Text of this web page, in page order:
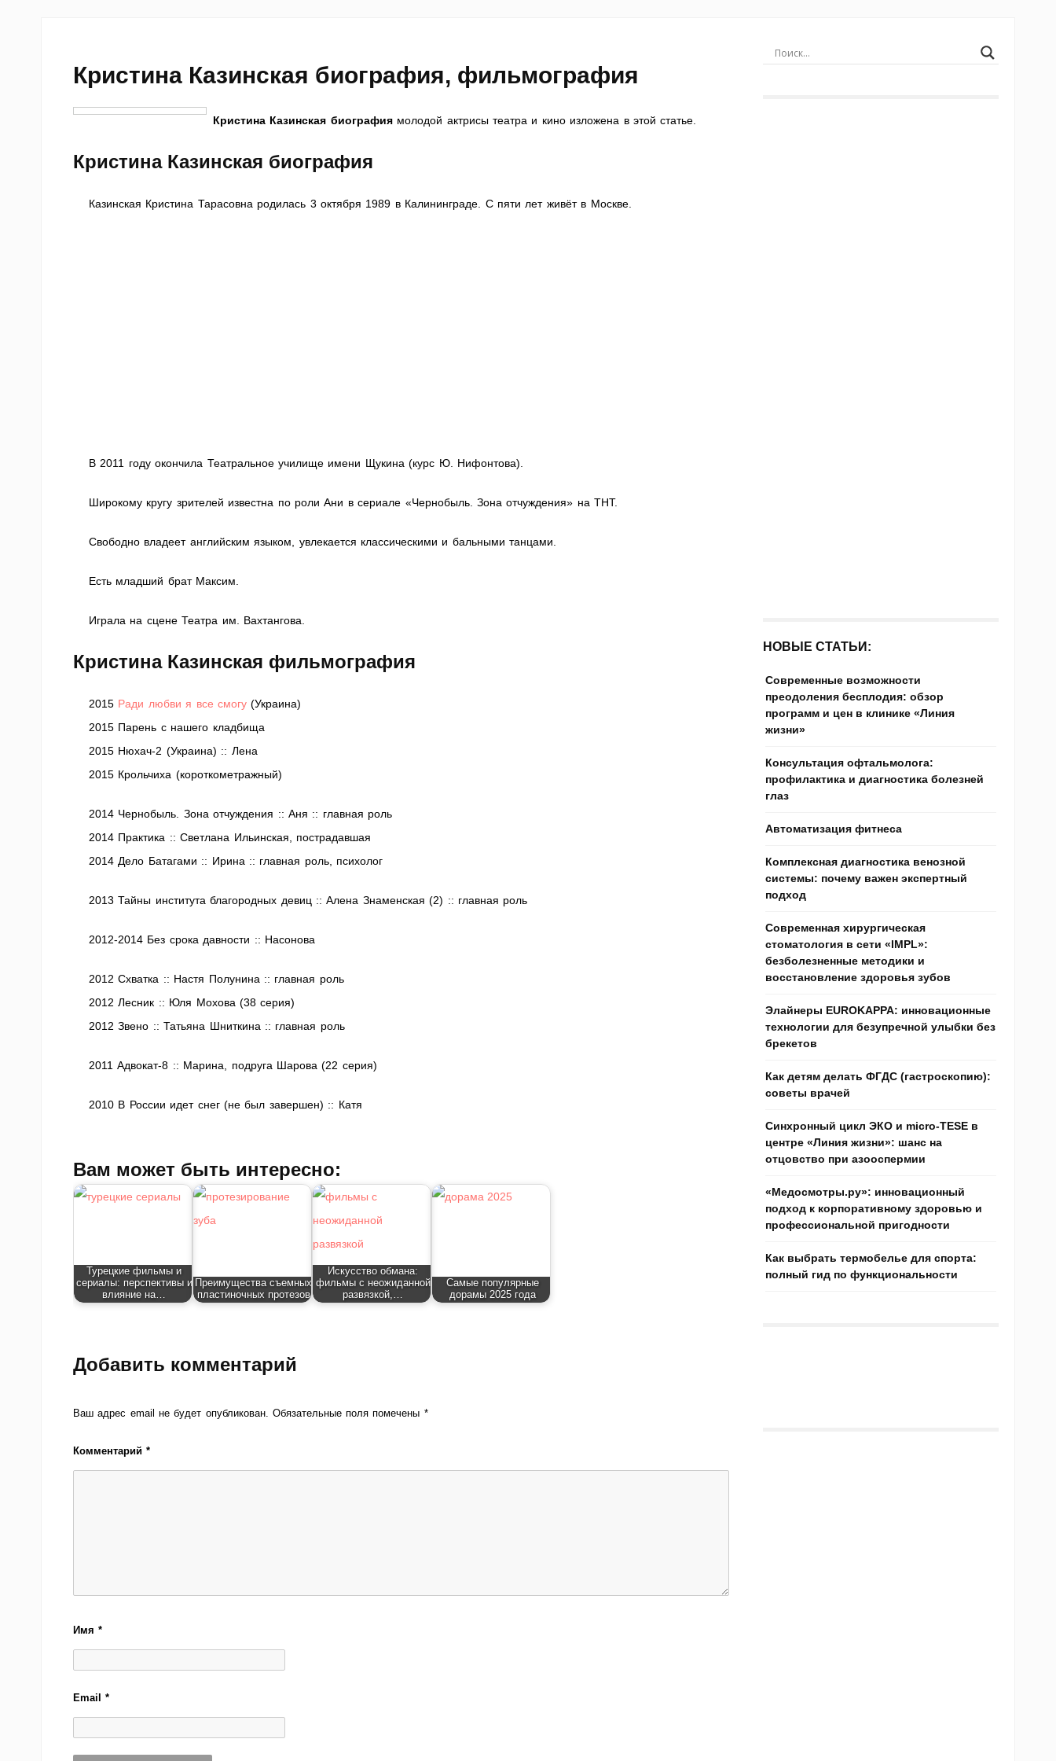
Кристина Казинская биография, фильмография
Кристина Казинская биографиямолодой актрисы театра и кино изложена в этой статье.
Кристина Казинская биография
Казинская Кристина Тарасовна родилась 3 октября 1989 в Калининграде. С пяти лет живёт в Москве.
В 2011 году окончила Театральное училище имени Щукина (курс Ю. Нифонтова).
Широкому кругу зрителей известна по роли Ани в сериале «Чернобыль. Зона отчуждения» на ТНТ.
Свободно владеет английским языком, увлекается классическими и бальными танцами.
Есть младший брат Максим.
Играла на сцене Театра им. Вахтангова.
Кристина Казинская фильмография
2015 Ради любви я все смогу (Украина)
2015 Парень с нашего кладбища
2015 Нюхач-2 (Украина) :: Лена
2015 Крольчиха (короткометражный)
2014 Чернобыль. Зона отчуждения :: Аня :: главная роль
2014 Практика :: Светлана Ильинская, пострадавшая
2014 Дело Батагами :: Ирина :: главная роль, психолог
2013 Тайны института благородных девиц :: Алена Знаменская (2) :: главная роль
2012-2014 Без срока давности :: Насонова
2012 Схватка :: Настя Полунина :: главная роль
2012 Лесник :: Юля Мохова (38 серия)
2012 Звено :: Татьяна Шниткина :: главная роль
2011 Адвокат-8 :: Марина, подруга Шарова (22 серия)
2010 В России идет снег (не был завершен) :: Катя
Вам может быть интересно:
Турецкие фильмы и
сериалы: перспективы и
влияние на…
Преимущества съемных
пластиночных протезов
Искусство обмана:
фильмы с неожиданной
развязкой,…
Самые популярные
дорамы 2025 года
Добавить комментарий
Ваш адрес email не будет опубликован. Обязательные поля помечены *
Комментарий*
Имя*
Email*
НОВЫЕ СТАТЬИ:
Современные возможности
преодоления бесплодия: обзор
программ и цен в клинике «Линия
жизни»
Консультация офтальмолога:
профилактика и диагностика болезней
глаз
Автоматизация фитнеса
Комплексная диагностика венозной
системы: почему важен экспертный
подход
Современная хирургическая
стоматология в сети «IMPL»:
безболезненные методики и
восстановление здоровья зубов
Элайнеры EUROKAPPA: инновационные
технологии для безупречной улыбки без
брекетов
Как детям делать ФГДС (гастроскопию):
советы врачей
Синхронный цикл ЭКО и micro-TESE в
центре «Линия жизни»: шанс на
отцовство при азооспермии
«Медосмотры.ру»: инновационный
подход к корпоративному здоровью и
профессиональной пригодности
Как выбрать термобелье для спорта:
полный гид по функциональности